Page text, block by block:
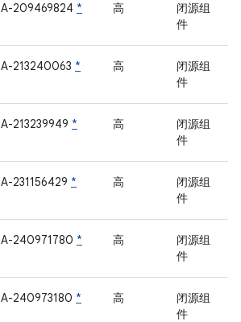
A-209469824 * 高
闭源组
件
A-213240063 * 高
闭源组
件
A-213239949 * 高
闭源组
件
A-231156429 * 高
闭源组
件
A-240971780 * 高
闭源组
件
A-240973180 * 高
闭源组
件